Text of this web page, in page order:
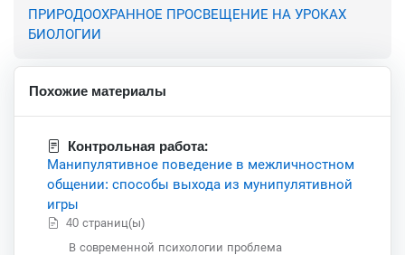
ПРИРОДООХРАННОЕ ПРОСВЕЩЕНИЕ НА УРОКАХ
БИОЛОГИИ
Похожие материалы
Контрольная работа:
Манипулятивное поведение в межличностном
общении: способы выхода из мунипулятивной
игры
40 страниц(ы)
В современной психологии проблема